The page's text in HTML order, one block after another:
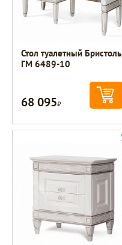
Стол туалетный Бристоль
ГМ 6489-10
68 095Р